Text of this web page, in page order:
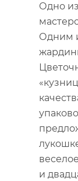
Одно
Одним
и